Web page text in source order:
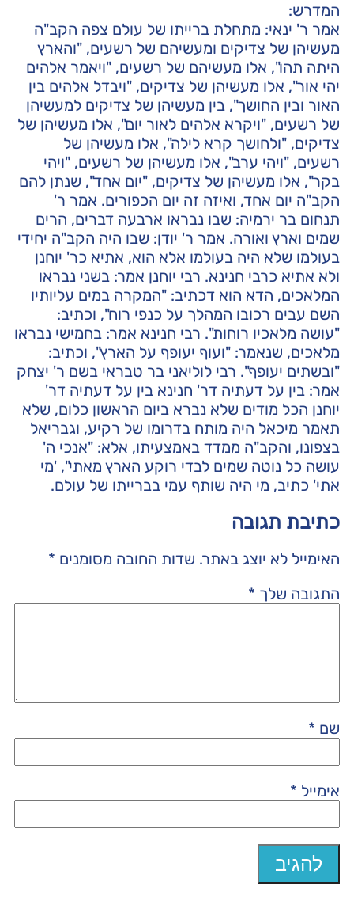
המדרש:
אמר ר' ינאי: מתחלת ברייתו של עולם צפה הקב"ה
מעשיהן של צדיקים ומעשיהם של רשעים, "והארץ
היתה תהו", אלו מעשיהם של רשעים, "ויאמר אלהים
יהי אור", אלו מעשיהן של צדיקים, "ויבדל אלהים בין
האור ובין החושך", בין מעשיהן של צדיקים למעשיהן
של רשעים, "ויקרא אלהים לאור יום", אלו מעשיהן של
צדיקים, "ולחושך קרא לילה", אלו מעשיהן של
רשעים, "ויהי ערב", אלו מעשיהן של רשעים, "ויהי
בקר", אלו מעשיהן של צדיקים, "יום אחד", שנתן להם
הקב"ה יום אחד, ואיזה זה יום הכפורים. אמר ר'
תנחום בר ירמיה: שבו נבראו ארבעה דברים, הרים
שמים וארץ ואורה. אמר ר' יודן: שבו היה הקב"ה יחידי
בעולמו שלא היה בעולמו אלא הוא, אתיא כר' יוחנן
ולא אתיא כרבי חנינא. רבי יוחנן אמר: בשני נבראו
המלאכים, הדא הוא דכתיב: "המקרה במים עליותיו
השם עבים רכובו המהלך על כנפי רוח", וכתיב:
"עושה מלאכיו רוחות". רבי חנינא אמר: בחמישי נבראו
מלאכים, שנאמר: "ועוף יעופף על הארץ", וכתיב:
"ובשתים יעופף". רבי לוליאני בר טבראי בשם ר' יצחק
אמר: בין על דעתיה דר' חנינא בין על דעתיה דר'
יוחנן הכל מודים שלא נברא ביום הראשון כלום, שלא
תאמר מיכאל היה מותח בדרומו של רקיע, וגבריאל
בצפונו, והקב"ה ממדד באמצעיתו, אלא: "אנכי ה'
עושה כל נוטה שמים לבדי רוקע הארץ מאתי", 'מי
אתי' כתיב, מי היה שותף עמי בברייתו של עולם.
כתיבת תגובה
האימייל לא יוצג באתר. שדות החובה מסומנים *
התגובה שלך *
שם *
אימייל *